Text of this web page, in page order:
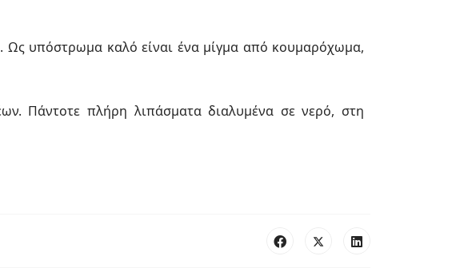
Ως υπόστρωµα καλό είναι ένα µίγµα από κουµαρόχωµα,
Πάντοτε πλήρη λιπάσµατα διαλυµένα σε νερό, στη